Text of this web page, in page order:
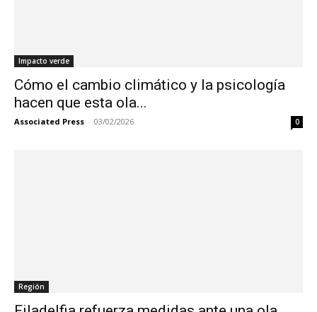
Impacto verde
Cómo el cambio climático y la psicología
hacen que esta ola...
Associated Press - 03/02/2026 0
Región